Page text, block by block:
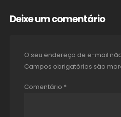
Deixe um comentário
O seu endereço de e-mail
Campos obrigatórios são
Comentário *